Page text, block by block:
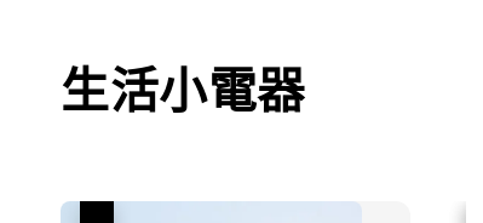
生活小電器